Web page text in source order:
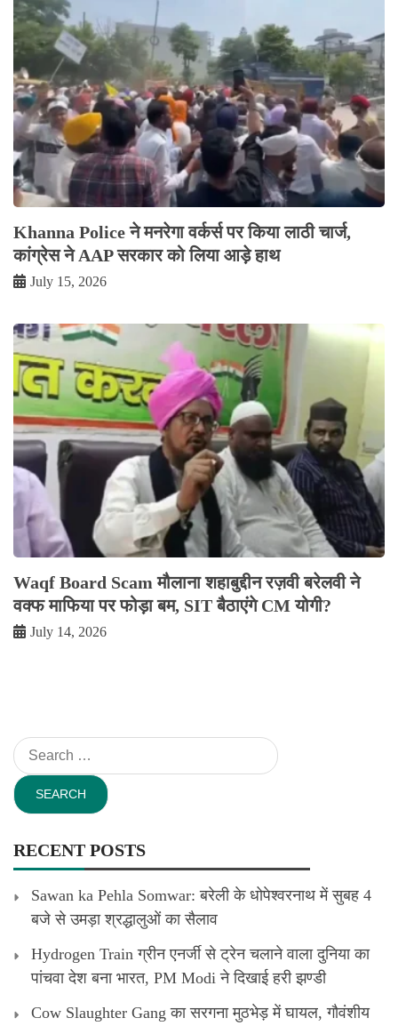
Khanna Police ने मनरेगा वर्कर्स पर किया लाठी चार्ज,
कांग्रेस ने AAP सरकार को लिया आड़े हाथ
July 15, 2026
Waqf Board Scam मौलाना शहाबुद्दीन रज़वी बरेलवी ने
वक्फ माफिया पर फोड़ा बम, SIT बैठाएंगे CM योगी?
July 14, 2026
Search
for:
RECENT POSTS
Sawan ka Pehla Somwar: बरेली के धोपेश्वरनाथ में सुबह 4
बजे से उमड़ा श्रद्धालुओं का सैलाव
Hydrogen Train ग्रीन एनर्जी से ट्रेन चलाने वाला दुनिया का
पांचवा देश बना भारत, PM Modi ने दिखाई हरी झण्डी
Cow Slaughter Gang का सरगना मुठभेड़ में घायल, गौवंशीय